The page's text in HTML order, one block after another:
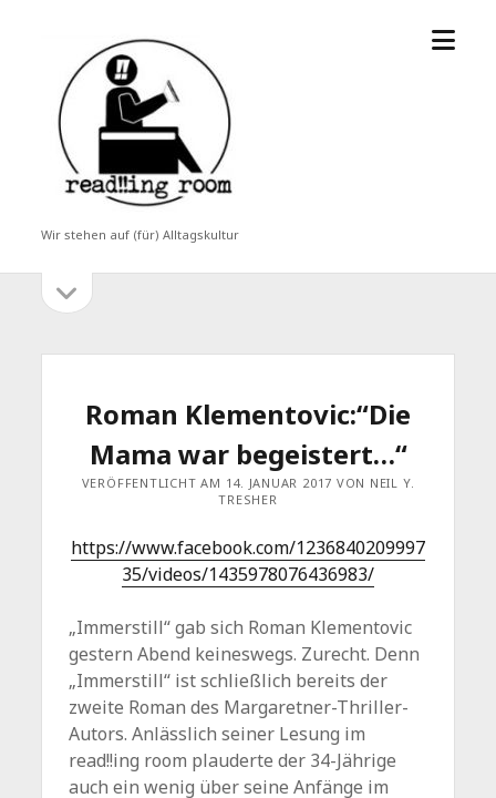
read!!ing
room
Wir stehen auf (für) Alltagskultur
Menü
Seitenleiste
öffnen
Roman Klementovic:“Die
Mama war begeistert…“
VERÖFFENTLICHT AM 14. JANUAR 2017 VON NEIL Y.
TRESHER
https://www.facebook.com/1236840209997
35/videos/1435978076436983/
„Immerstill“ gab sich Roman Klementovic
gestern Abend keineswegs. Zurecht. Denn
„Immerstill“ ist schließlich bereits der
zweite Roman des Margaretner-Thriller-
Autors. Anlässlich seiner Lesung im
read!!ing room plauderte der 34-Jährige
auch ein wenig über seine Anfänge im